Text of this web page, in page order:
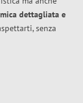
dettagliata e
senza